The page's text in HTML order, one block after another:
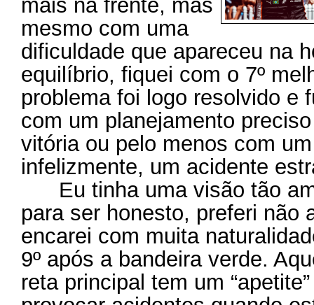
mais na frente, mas
mesmo com uma
dificuldade que apareceu na
equilíbrio, fiquei com o 7º
problema foi logo resolvido e
com um planejamento
vitória ou pelo menos com
infelizmente, um acidente
Eu tinha uma visão tão
para ser honesto, preferi não
encarei com muita
9º após a bandeira verde.
reta principal tem um